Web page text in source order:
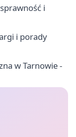
i
i porady
w Tarnowie -